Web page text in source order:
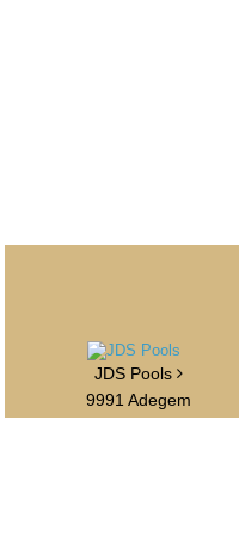
JDS Pools
9991 Adegem